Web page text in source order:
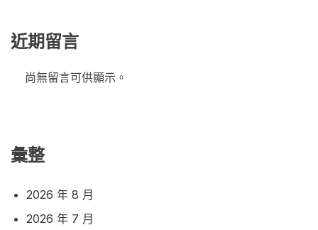
近期留言
尚無留言可供顯示。
彙整
2026 年 8 月
2026 年 7 月